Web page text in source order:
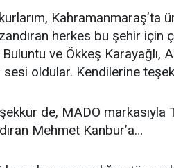
Kahramanmaraş’ta
herkes bu şehir için
ve Ökkeş Karayağlı,
sesi oldular. Kendilerine
de, MADO markasıyla
Mehmet Kanbur’a…